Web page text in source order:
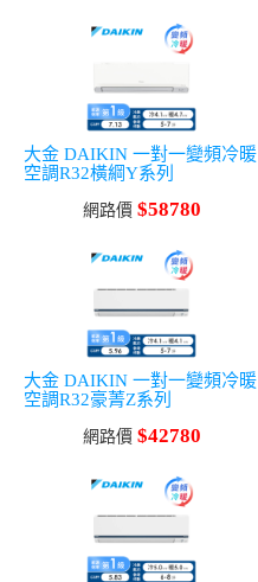
大金 DAIKIN 一對一變頻冷暖
空調R32橫綱Y系列
網路價 $58780
大金 DAIKIN 一對一變頻冷暖
空調R32豪菁Z系列
網路價 $42780